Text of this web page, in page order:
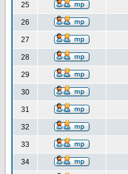
25
26
27
28
29
30
31
32
33
34